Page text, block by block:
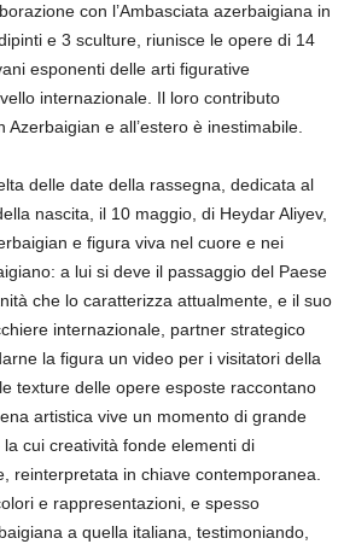
con l’Ambasciata azerbaigiana in
e 3 sculture, riunisce le opere di 14
esponenti delle arti figurative
internazionale. Il loro contributo
Azerbaigian e all’estero è inestimabile.
delle date della rassegna, dedicata al
nascita, il 10 maggio, di Heydar Aliyev,
e figura viva nel cuore e nei
a lui si deve il passaggio del Paese
che lo caratterizza attualmente, e il suo
internazionale, partner strategico
la figura un video per i visitatori della
texture delle opere esposte raccontano
artistica vive un momento di grande
cui creatività fonde elementi di
reinterpretata in chiave contemporanea.
e rappresentazioni, e spesso
a quella italiana, testimoniando,